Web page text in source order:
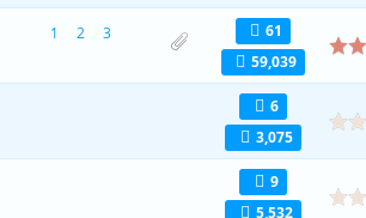
1 2
3
61
59,039
6
3,075
9
5,532